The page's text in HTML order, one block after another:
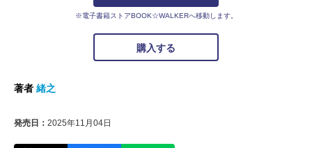
※電子書籍ストアBOOK☆WALKERへ移動します。
購入する
著者 緒之
発売日： 2025年11月04日